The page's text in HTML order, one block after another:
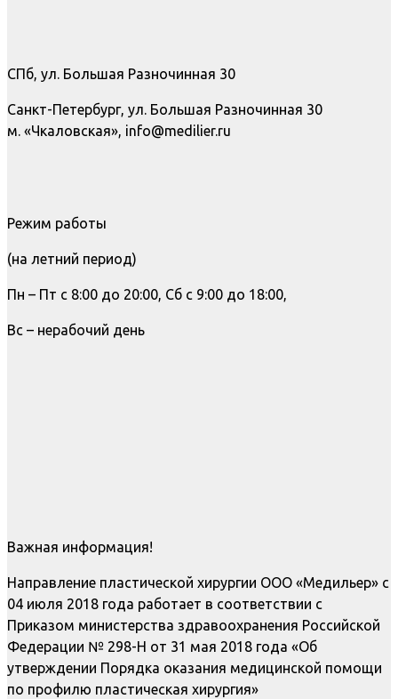
СПб, ул. Большая Разночинная 30
Санкт-Петербург, ул. Большая Разночинная 30
м. «Чкаловская», info@medilier.ru
Режим работы
(на летний период)
Пн – Пт с 8:00 до 20:00, Сб с 9:00 до 18:00,
Вс – нерабочий день
Важная информация!
Направление пластической хирургии ООО «Медильер» с
04 июля 2018 года работает в соответствии с
Приказом министерства здравоохранения Российской
Федерации № 298-Н от 31 мая 2018 года «Об
утверждении Порядка оказания медицинской помощи
по профилю пластическая хирургия»